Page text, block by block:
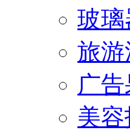
玻璃
旅游
广
美